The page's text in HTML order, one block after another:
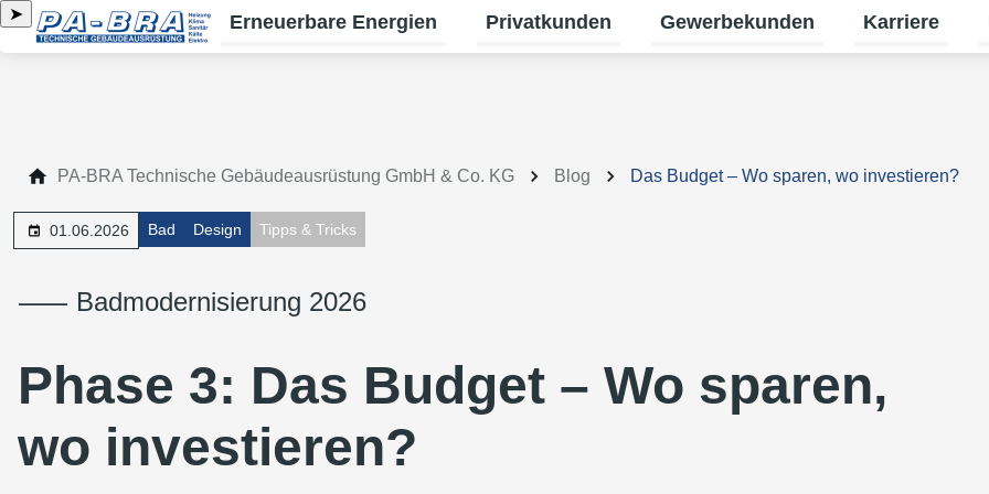
➤ Erneuerbare Energien
Untermenü für Erneuerbare Energien umschalten
Privatkunden
Untermenü für Privatkunden
Gewerbekunden
Untermenü für
Karriere
PA-BRA Technische Gebäudeausrüstung GmbH & Co. KG Blog Das Budget – Wo sparen, wo investieren?
01.06.2026 Bad Design Tipps & Tricks
⸺ Badmodernisierung 2026
Phase 3: Das Budget – Wo sparen,
wo investieren?